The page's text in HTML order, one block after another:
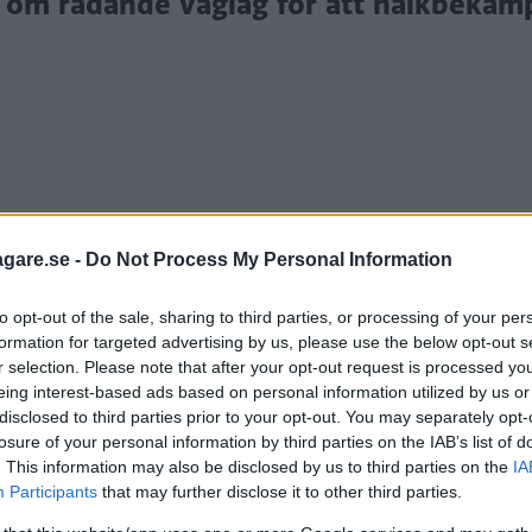
- Do Not Process My Personal Information
opt-out of the sale, sharing to third parties, or processing of your
for targeted advertising by us, please use the below opt-out
selection. Please note that after your opt-out request is processed
interest-based ads based on personal information utilized by us
to third parties prior to your opt-out. You may separately
of your personal information by third parties on the IAB’s list of
This information may also be disclosed by us to third parties on the
Participants that may further disclose it to other third parties.
har funktionen Slippery Road Alert kommer att
kommer att vara anonymiserad.
för att agera snabbt och skicka ut salt-, sand-,
för tillfället.
som finns i Volvos 90-serie, samt nya
till andra Volvobilar som rör sig i samma